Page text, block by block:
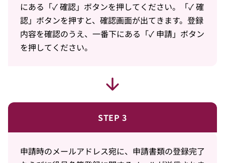
にある「✓ 確認」ボタンを押してください。「✓ 確
認」ボタンを押すと、確認画面が出てきます。登録
内容を確認のうえ、一番下にある「✓ 申請」ボタン
を押してください。
STEP 3
申請時のメールアドレス宛に、申請書類の登録完了